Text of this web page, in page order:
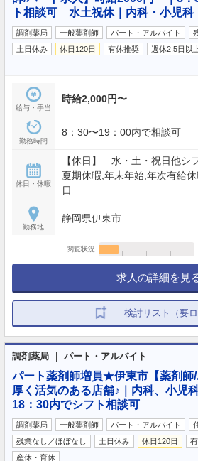
ト相談可 水土祝休｜内科・小児科
調剤薬局 一般薬剤師 パート・アルバイト
土日休み
休日120日 有休推奨 週休2.5日以
給与・手当
時給2,000円〜
勤務時間
8：30〜19：00内で相談可
休日・休暇
【休日】 水・土・祝日他シ
夏期休暇,年末年始,年次有給
日
勤務地
静岡県伊東市
閲覧状況
求人の詳細を見
検討リスト（要ロ
調剤薬局 ｜ パート・アルバイト
パート薬剤師増員★伊東市【薬剤師
厚く活気のある店舗♪｜内科、小児
18：30内でシフト相談可
調剤薬局 一般薬剤師 パート・アルバイト
残業なし／ほぼなし
土日休み 休日120日
産休・育休